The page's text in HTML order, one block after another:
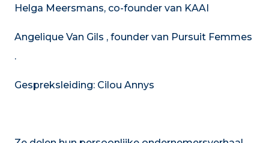
Helga Meersmans, co-founder van KAAI
Angelique Van Gils , founder van Pursuit Femmes
.
Gespreksleiding: Cilou Annys